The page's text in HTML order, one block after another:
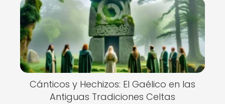
Cánticos y Hechizos: El Gaélico en las
Antiguas Tradiciones Celtas